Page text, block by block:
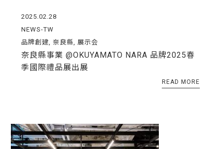
2025.02.28
NEWS-TW
品牌創建, 奈良縣, 展示会
奈良縣事業 @OKUYAMATO NARA 品牌2025春
季國際禮品展出展
READ MORE